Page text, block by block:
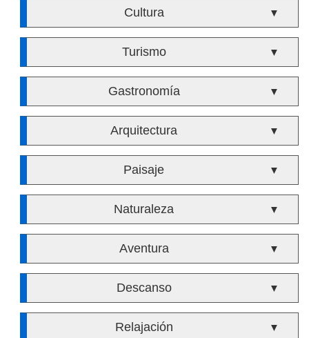
Cultura ▼
Turismo ▼
Gastronomía ▼
Arquitectura ▼
Paisaje ▼
Naturaleza ▼
Aventura ▼
Descanso ▼
Relajación ▼